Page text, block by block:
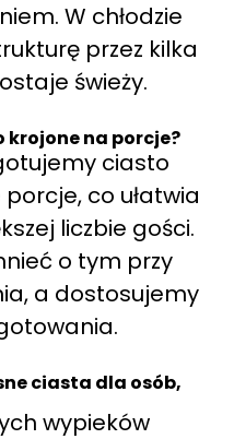
W chłodzie
przez kilka
świeży.
krojone na porcje?
ciasto
co ułatwia
liczbie gości.
o tym przy
a dostosujemy
ciasta dla osób,
wypieków